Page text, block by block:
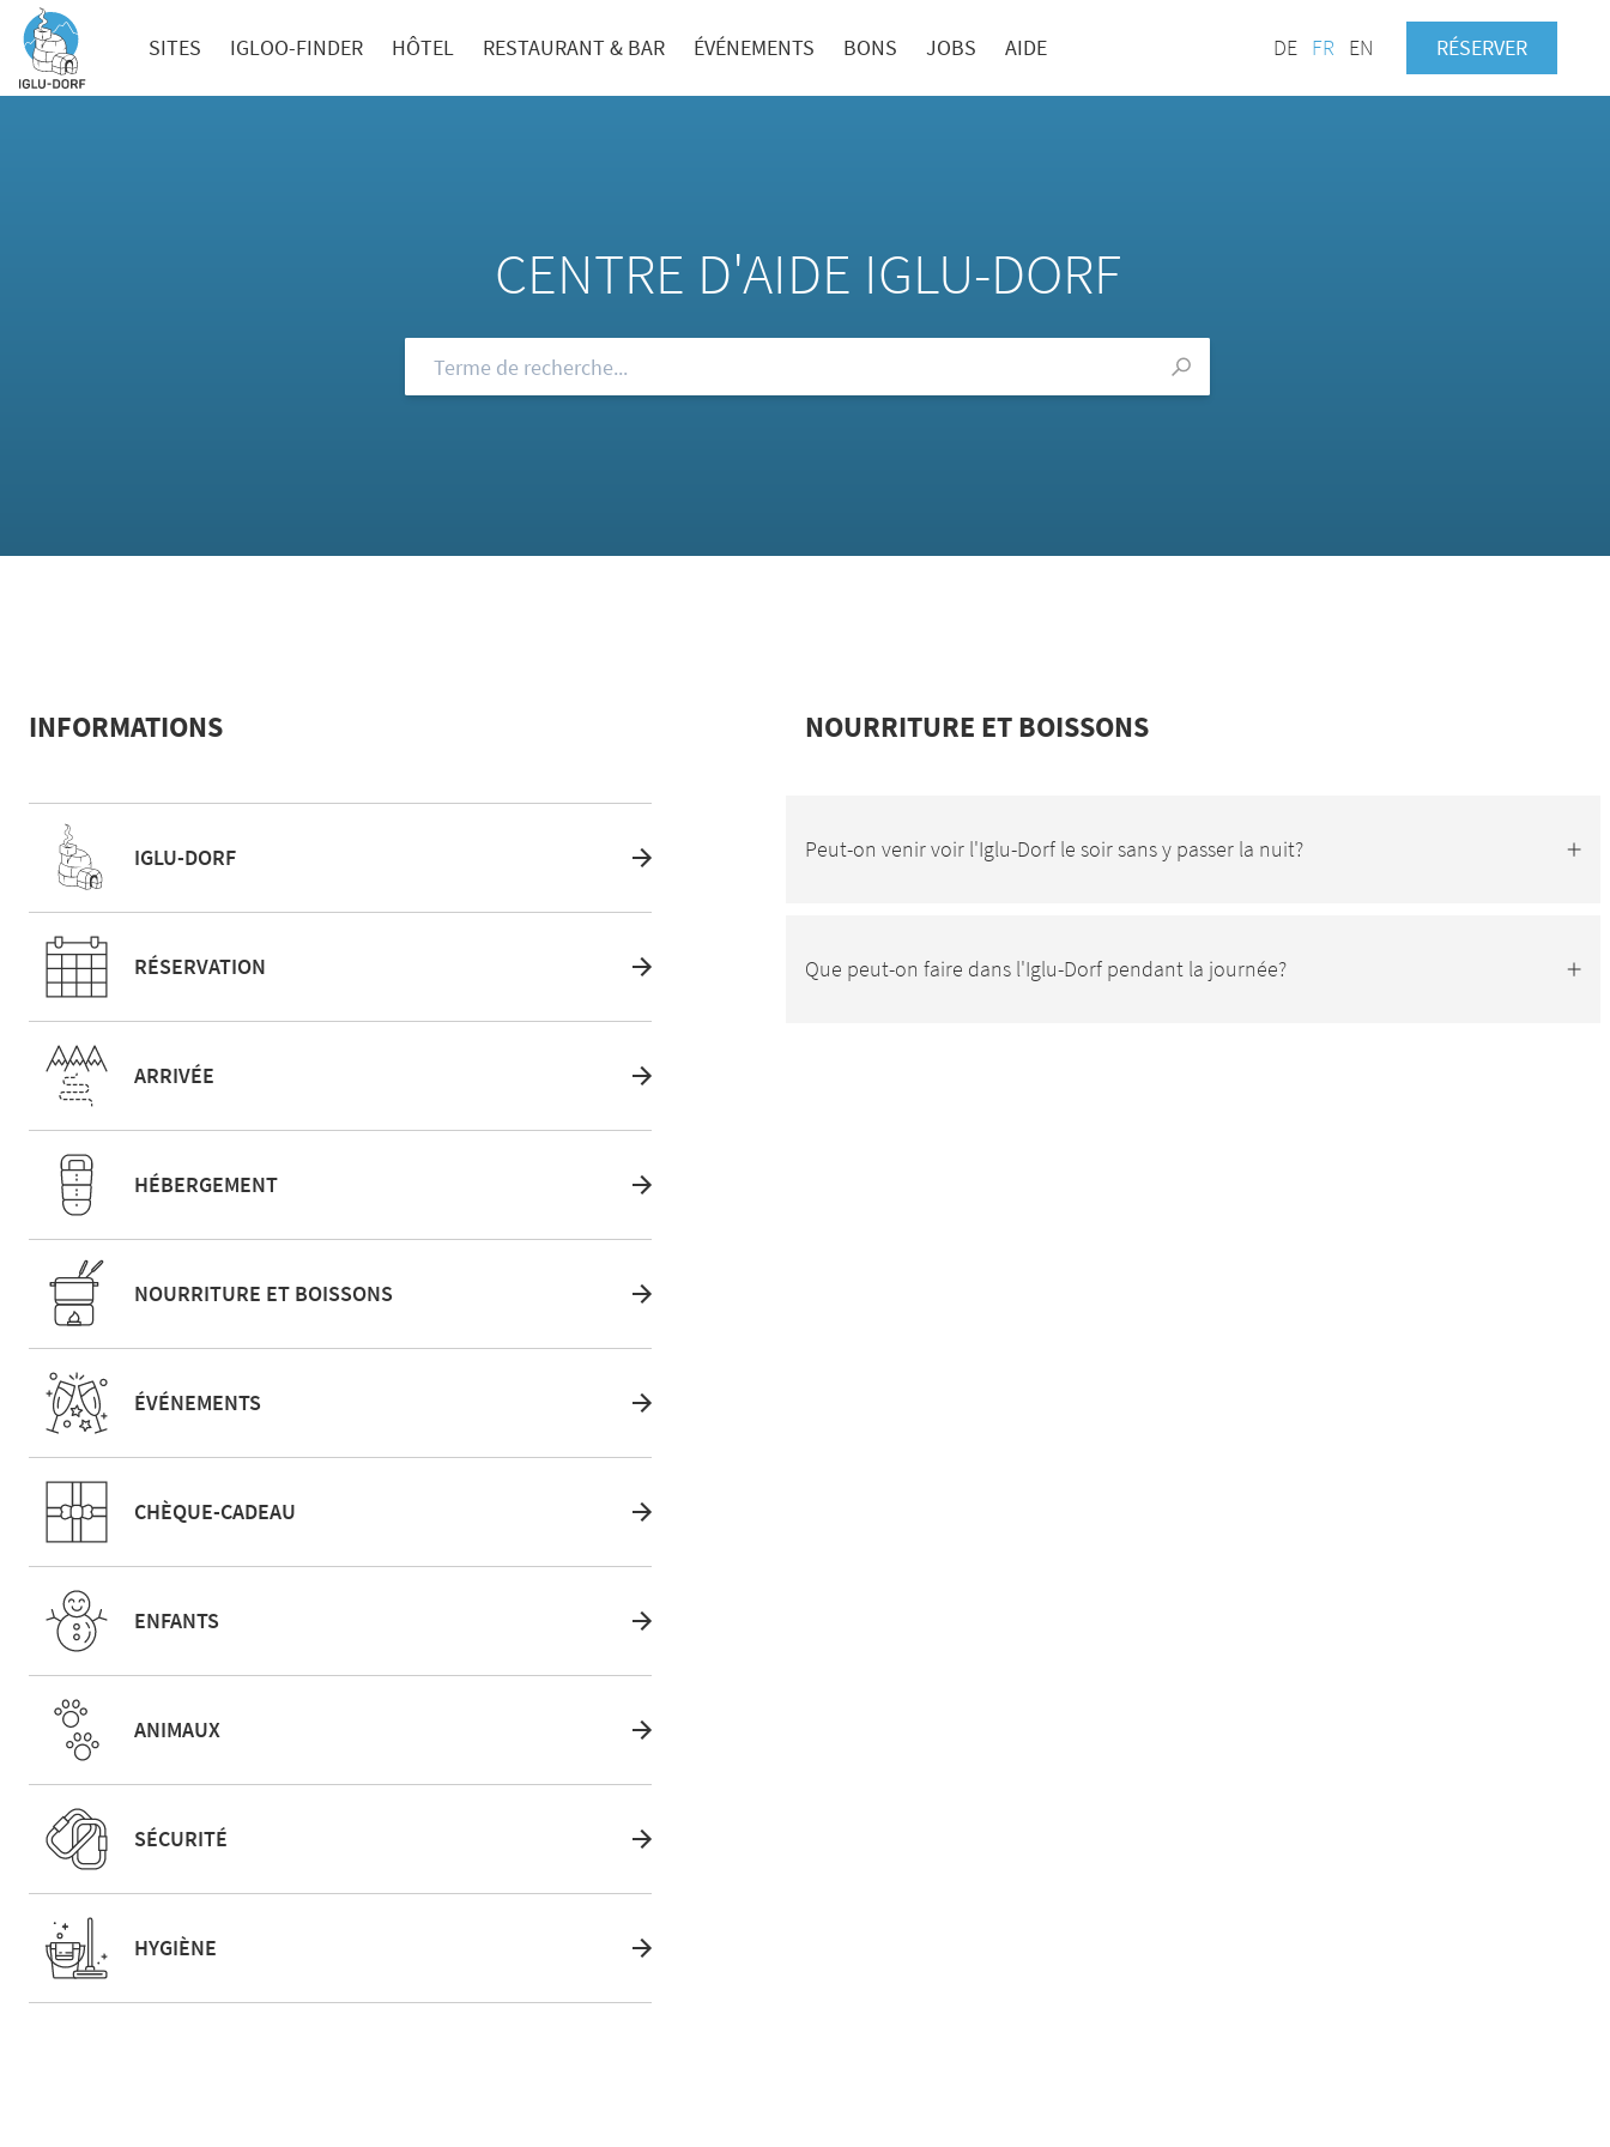
SITES IGLOO-FINDER HÔTEL RESTAURANT & BAR ÉVÉNEMENTS BONS JOBS AIDE DE FR EN RÉSERVER
CENTRE D'AIDE IGLU-DORF
INFORMATIONS
IGLU-DORF
RÉSERVATION
ARRIVÉE
HÉBERGEMENT
NOURRITURE ET BOISSONS
ÉVÉNEMENTS
CHÈQUE-CADEAU
ENFANTS
ANIMAUX
SÉCURITÉ
HYGIÈNE
NOURRITURE ET BOISSONS
Peut-on venir voir l'Iglu-Dorf le soir sans y passer la nuit?
Que peut-on faire dans l'Iglu-Dorf pendant la journée?